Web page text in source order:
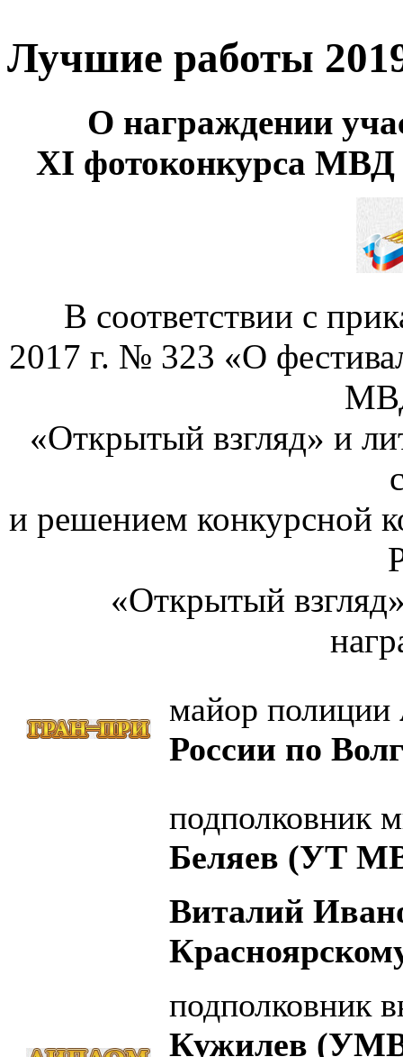
Лучшие работы
О награждении
XI фотоконкурса МВД
В соответствии с
2017 г. № 323 «О
«Открытый взгляд» и
и решением конкурсной
«Открытый
майор полиции
России по
подполковник
Беляев (УТ
Виталий
подполковник
Кужилев